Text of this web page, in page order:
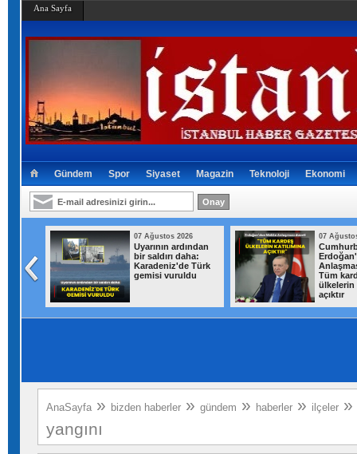
Ana Sayfa
Gündem Spor Siyaset Magazin Teknoloji Ekonomi
500
07 Ağustos 2026
Uyarının ardından
bir saldırı daha:
Karadeniz'de Türk
gemisi vuruldu
07
Tüm
ülkelerin
açıktır
AnaSayfa » bizden haberler » gündem » haberler » ilçeler »
yangını